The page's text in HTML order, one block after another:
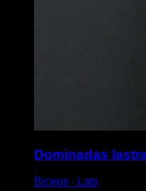
Dominadas
Biceps ∙ Lats